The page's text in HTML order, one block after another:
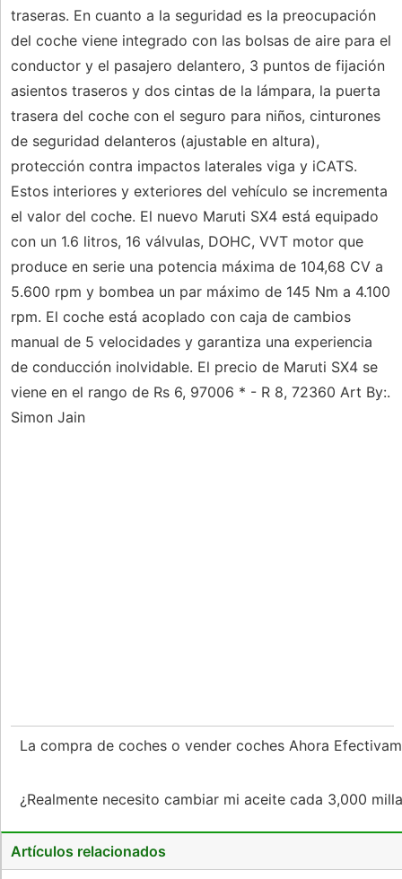
traseras. En cuanto a la seguridad es la preocupación
del coche viene integrado con las bolsas de aire para el
conductor y el pasajero delantero, 3 puntos de fijación
asientos traseros y dos cintas de la lámpara, la puerta
trasera del coche con el seguro para niños, cinturones
de seguridad delanteros (ajustable en altura),
protección contra impactos laterales viga y iCATS.
Estos interiores y exteriores del vehículo se incrementa
el valor del coche. El nuevo Maruti SX4 está equipado
con un 1.6 litros, 16 válvulas, DOHC, VVT motor que
produce en serie una potencia máxima de 104,68 CV ​​a
5.600 rpm y bombea un par máximo de 145 Nm a 4.100
rpm. El coche está acoplado con caja de cambios
manual de 5 velocidades y garantiza una experiencia
de conducción inolvidable. El precio de Maruti SX4 se
viene en el rango de Rs 6, 97006 * - R 8, 72360 Art By:.
Simon Jain
La compra de coches o vender coches Ahora
¿Realmente necesito cambiar mi aceite cada 3,000
Artículos relacionados